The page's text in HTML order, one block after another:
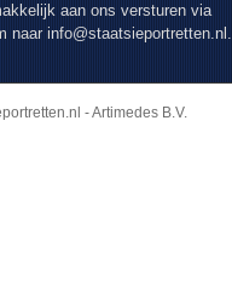
aan ons versturen via
naar info@staatsieportretten.nl.
- Artimedes B.V.